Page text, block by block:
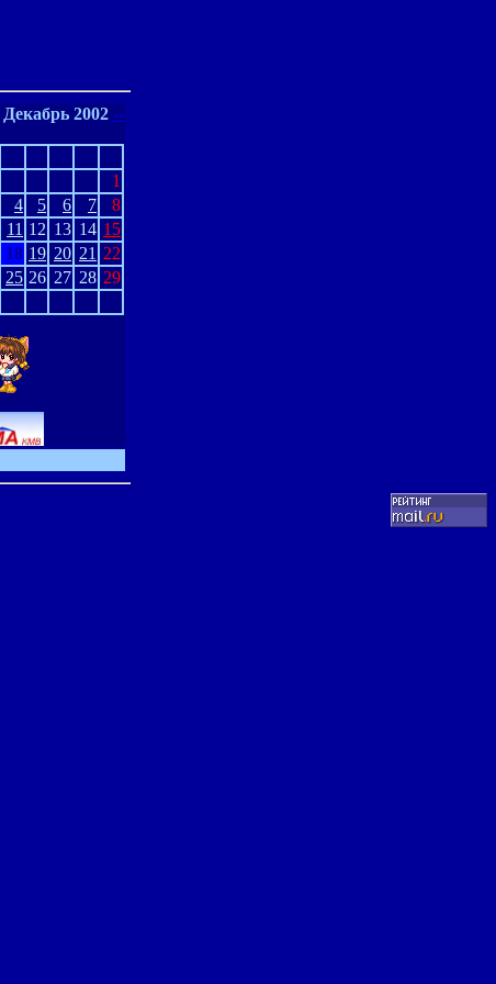
Декабрь 2002 >>
1
4 5 6 7
8
11 12 13 14 15
18 19 20 21 22
25 26 27 28 29